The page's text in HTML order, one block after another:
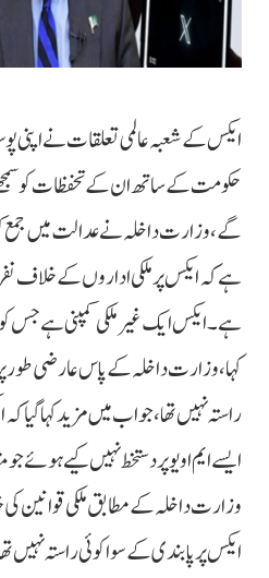
ایکس کے شعبہ عالمی تعلقات نے اپنی
حکومت کے ساتھ ان کے تحفظات کو
گے، وزارت داخلہ نے عدالت میں جمع
ہے کہ ایکس پر ملکی اداروں کے خلاف
ہے۔ ایکس ایک غیر ملکی کمپنی ہے جس کو
کہا، وزارت داخلہ کے پاس عارضی طور
راستہ نہیں تھا، جواب میں مزید کہا
ایسے ایم او یو پر دستخط نہیں کیے ہوئے
وزارت داخلہ کے مطابق ملکی
ایکس پر پابندی کے سوا کوئی راستہ نہیں